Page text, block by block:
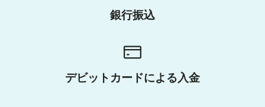
銀行振込
デビットカードによる入金